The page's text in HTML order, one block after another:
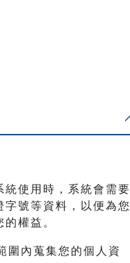
使用時，系統會需要
號等資料，以便為您
權益。
圍內蒐集您的個人資